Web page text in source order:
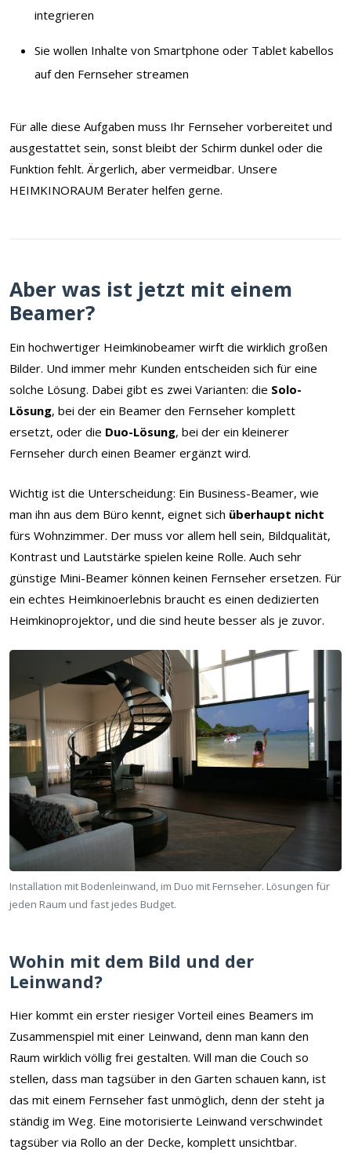
integrieren
Sie wollen Inhalte von Smartphone oder Tablet kabellos
auf den Fernseher streamen
Für alle diese Aufgaben muss Ihr Fernseher vorbereitet und
ausgestattet sein, sonst bleibt der Schirm dunkel oder die
Funktion fehlt. Ärgerlich, aber vermeidbar. Unsere
HEIMKINORAUM Berater helfen gerne.
Aber was ist jetzt mit einem
Beamer?
Ein hochwertiger Heimkinobeamer wirft die wirklich großen
Bilder. Und immer mehr Kunden entscheiden sich für eine
solche Lösung. Dabei gibt es zwei Varianten: die Solo-
Lösung, bei der ein Beamer den Fernseher komplett
ersetzt, oder die Duo-Lösung, bei der ein kleinerer
Fernseher durch einen Beamer ergänzt wird.
Wichtig ist die Unterscheidung: Ein Business-Beamer, wie
man ihn aus dem Büro kennt, eignet sich überhaupt nicht
fürs Wohnzimmer. Der muss vor allem hell sein, Bildqualität,
Kontrast und Lautstärke spielen keine Rolle. Auch sehr
günstige Mini-Beamer können keinen Fernseher ersetzen. Für
ein echtes Heimkinoerlebnis braucht es einen dedizierten
Heimkinoprojektor, und die sind heute besser als je zuvor.
Installation mit Bodenleinwand, im Duo mit Fernseher. Lösungen für
jeden Raum und fast jedes Budget.
Wohin mit dem Bild und der
Leinwand?
Hier kommt ein erster riesiger Vorteil eines Beamers im
Zusammenspiel mit einer Leinwand, denn man kann den
Raum wirklich völlig frei gestalten. Will man die Couch so
stellen, dass man tagsüber in den Garten schauen kann, ist
das mit einem Fernseher fast unmöglich, denn der steht ja
ständig im Weg. Eine motorisierte Leinwand verschwindet
tagsüber via Rollo an der Decke, komplett unsichtbar.